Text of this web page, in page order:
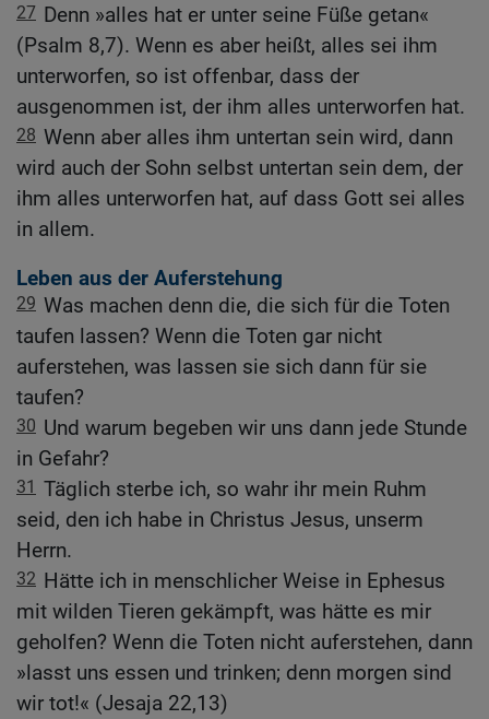
27 Denn »alles hat er unter seine Füße getan«
(Psalm 8,7). Wenn es aber heißt, alles sei ihm
unterworfen, so ist offenbar, dass der
ausgenommen ist, der ihm alles unterworfen hat.
28 Wenn aber alles ihm untertan sein wird, dann
wird auch der Sohn selbst untertan sein dem, der
ihm alles unterworfen hat, auf dass Gott sei alles
in allem.
Leben aus der Auferstehung
29 Was machen denn die, die sich für die Toten
taufen lassen? Wenn die Toten gar nicht
auferstehen, was lassen sie sich dann für sie
taufen?
30 Und warum begeben wir uns dann jede Stunde
in Gefahr?
31 Täglich sterbe ich, so wahr ihr mein Ruhm
seid, den ich habe in Christus Jesus, unserm
Herrn.
32 Hätte ich in menschlicher Weise in Ephesus
mit wilden Tieren gekämpft, was hätte es mir
geholfen? Wenn die Toten nicht auferstehen, dann
»lasst uns essen und trinken; denn morgen sind
wir tot!« (Jesaja 22,13)